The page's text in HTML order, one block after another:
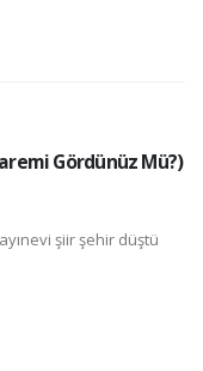
Gördünüz Mü?)
şiir şehir düştü